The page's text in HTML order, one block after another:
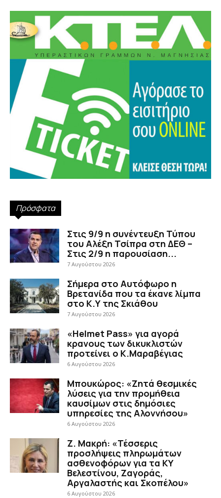
Πρόσφατα
Στις 9/9 η συνέντευξη Τύπου
του Αλέξη Τσίπρα στη ΔΕΘ –
Στις 2/9 η παρουσίαση...
7 Αυγούστου 2026
Σήμερα στο Αυτόφωρο η
Βρετανίδα που τα έκανε λίμπα
στο Κ.Υ της Σκιάθου
7 Αυγούστου 2026
«Helmet Pass» για αγορά
κρανους των δικυκλιστών
προτείνει ο Κ.Μαραβέγιας
6 Αυγούστου 2026
Μπουκώρος: «Ζητά θεσμικές
λύσεις για την προμήθεια
καυσίμων στις δημόσιες
υπηρεσίες της Αλοννήσου»
6 Αυγούστου 2026
Ζ. Μακρή: «Τέσσερις
προσλήψεις πληρωμάτων
ασθενοφόρων για τα ΚΥ
Βελεστίνου, Ζαγοράς,
Αργαλαστής και Σκοπέλου»
6 Αυγούστου 2026